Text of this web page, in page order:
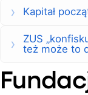
Kapitał
ZUS
też może to